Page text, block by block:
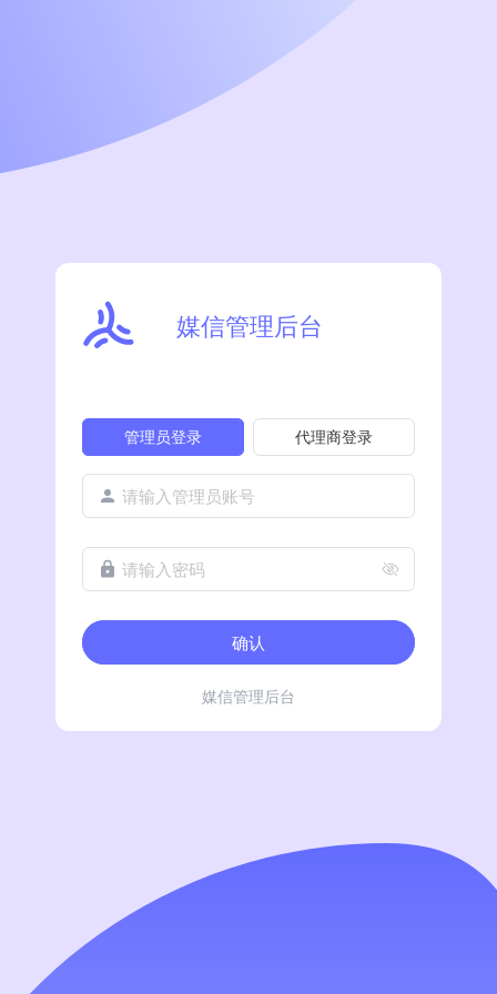
媒信管理后台
管理员登录 代理商登录
请输入管理员账号
请输入密码
确认
媒信管理后台